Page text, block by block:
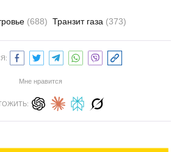
(688) Транзит газа (373)
Мне нравится